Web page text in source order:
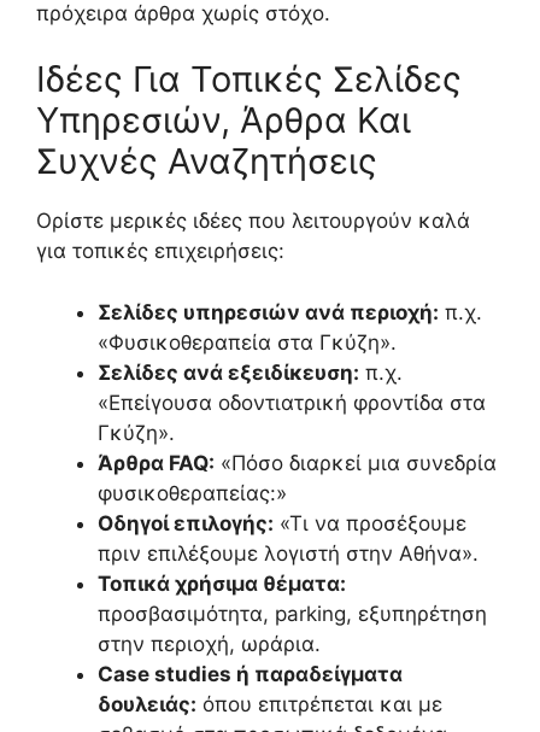
πρόχειρα άρθρα χωρίς στόχο.
Ιδέες Για Τοπικές Σελίδες
Υπηρεσιών, Άρθρα Και
Συχνές Αναζητήσεις
Ορίστε μερικές ιδέες που λειτουργούν καλά
για τοπικές επιχειρήσεις:
Σελίδες υπηρεσιών ανά περιοχή: π.χ.
«Φυσικοθεραπεία στα Γκύζη».
Σελίδες ανά εξειδίκευση: π.χ.
«Επείγουσα οδοντιατρική φροντίδα στα
Γκύζη».
Άρθρα FAQ: «Πόσο διαρκεί μια συνεδρία
φυσικοθεραπείας:»
Οδηγοί επιλογής: «Τι να προσέξουμε
πριν επιλέξουμε λογιστή στην Αθήνα».
Τοπικά χρήσιμα θέματα:
προσβασιμότητα, parking, εξυπηρέτηση
στην περιοχή, ωράρια.
Case studies ή παραδείγματα
δουλειάς: όπου επιτρέπεται και με